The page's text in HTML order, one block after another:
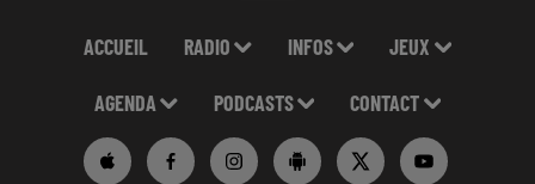
ACCUEIL RADIO INFOS JEUX
AGENDA PODCASTS CONTACT